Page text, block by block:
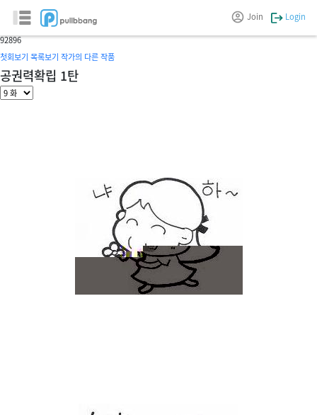
Join Login
글/그림 :한쭈
92896
첫회보기 목록보기 작가의 다른 작품
공권력확립 1탄